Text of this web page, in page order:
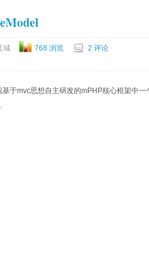
城 768 浏览
2 评论
于mvc思想自主研发的mPHP核心框架中